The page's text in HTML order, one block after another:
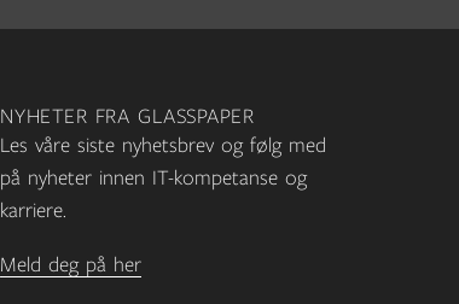
NYHETER FRA GLASSPAPER
Les våre siste nyhetsbrev og følg med
på nyheter innen IT-kompetanse og
karriere.
Meld deg på her